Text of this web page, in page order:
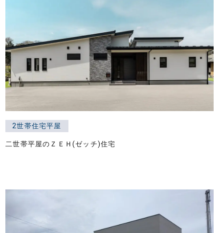
2世帯住宅平屋
二世帯平屋のＺＥＨ(ゼッチ)住宅